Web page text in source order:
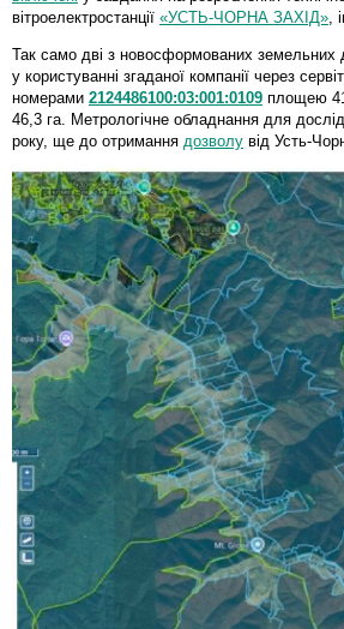
вітроелектростанції «УСТЬ-ЧОРНА ЗАХІД» ,
Так само дві з новосформованих земельних
у користуванні згаданої компанії через
номерами 2124486100:03:001:0109 площею
46,3 га. Метрологічне обладнання для
року, ще до отримання дозволу від Усть-